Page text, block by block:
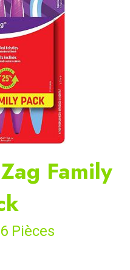
Family
Pièces